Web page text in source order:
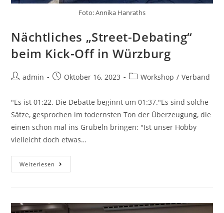
Foto: Annika Hanraths
Nächtliches „Street-Debating“
beim Kick-Off in Würzburg
admin Oktober 16, 2023 Workshop / Verband
"Es ist 01:22. Die Debatte beginnt um 01:37."Es sind solche
Sätze, gesprochen im todernsten Ton der Überzeugung, die
einen schon mal ins Grübeln bringen: "Ist unser Hobby
vielleicht doch etwas…
Weiterlesen